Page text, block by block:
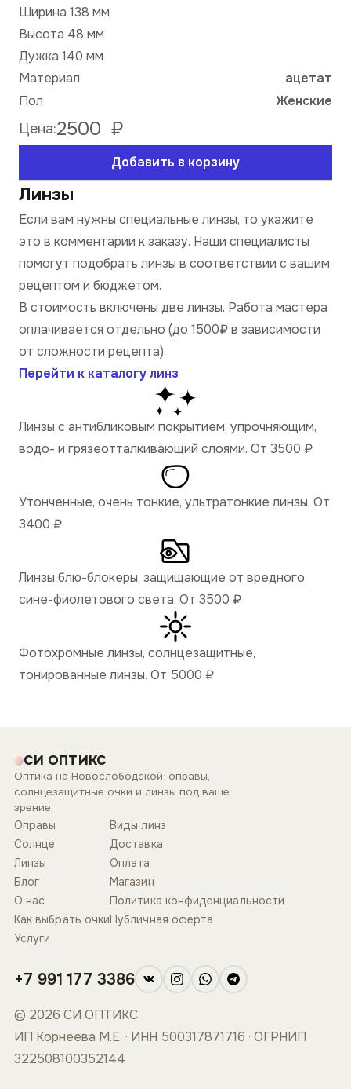
Ширина 138 мм
Высота 48 мм
Дужка 140 мм
Материал
ацетат
Пол
Женские
Цена:2500 ₽
Добавить в корзину
Линзы
Если вам нужны специальные линзы, то укажите
это в комментарии к заказу. Наши специалисты
помогут подобрать линзы в соответствии с вашим
рецептом и бюджетом.
В стоимость включены две линзы. Работа мастера
оплачивается отдельно (до 1500₽ в зависимости
от сложности рецепта).
Перейти к каталогу линз
Линзы с антибликовым покрытием, упрочняющим,
водо- и грязеотталкивающий слоями. От 3500 ₽
Утонченные, очень тонкие, ультратонкие линзы. От
3400 ₽
Линзы блю-блокеры, защищающие от вредного
сине-фиолетового света. От 3500 ₽
Фотохромные линзы, солнцезащитные,
тонированные линзы. От 5000 ₽
СИ ОПТИКС
Оптика на Новослободской: оправы,
солнцезащитные очки и линзы под ваше
зрение.
Оправы
Солнце
Линзы
Блог
О нас
Как выбрать очки
Услуги
Виды линз
Доставка
Оплата
Магазин
Политика конфиденциальности
Публичная оферта
+7 991 177 3386
© 2026 СИ ОПТИКС
ИП Корнеева М.Е. · ИНН 500317871716 · ОГРНИП
322508100352144